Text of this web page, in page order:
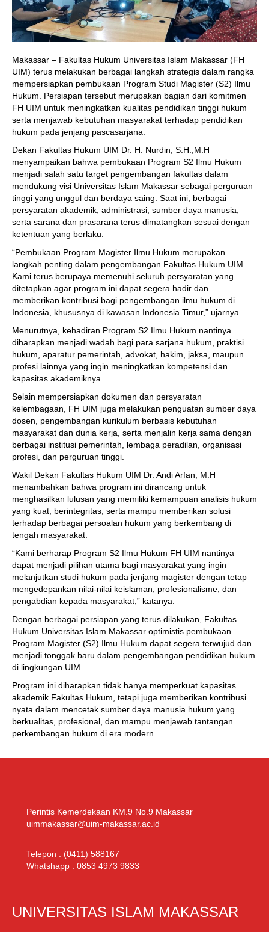
Magister
(S2)
Ilmu
Hukum
Makassar – Fakultas Hukum Universitas Islam Makassar (FH
UIM) terus melakukan berbagai langkah strategis dalam rangka
mempersiapkan pembukaan Program Studi Magister (S2) Ilmu
Hukum. Persiapan tersebut merupakan bagian dari komitmen
FH UIM untuk meningkatkan kualitas pendidikan tinggi hukum
serta menjawab kebutuhan masyarakat terhadap pendidikan
hukum pada jenjang pascasarjana.
Dekan Fakultas Hukum UIM Dr. H. Nurdin, S.H.,M.H
menyampaikan bahwa pembukaan Program S2 Ilmu Hukum
menjadi salah satu target pengembangan fakultas dalam
mendukung visi Universitas Islam Makassar sebagai perguruan
tinggi yang unggul dan berdaya saing. Saat ini, berbagai
persyaratan akademik, administrasi, sumber daya manusia,
serta sarana dan prasarana terus dimatangkan sesuai dengan
ketentuan yang berlaku.
“Pembukaan Program Magister Ilmu Hukum merupakan
langkah penting dalam pengembangan Fakultas Hukum UIM.
Kami terus berupaya memenuhi seluruh persyaratan yang
ditetapkan agar program ini dapat segera hadir dan
memberikan kontribusi bagi pengembangan ilmu hukum di
Indonesia, khususnya di kawasan Indonesia Timur,” ujarnya.
Menurutnya, kehadiran Program S2 Ilmu Hukum nantinya
diharapkan menjadi wadah bagi para sarjana hukum, praktisi
hukum, aparatur pemerintah, advokat, hakim, jaksa, maupun
profesi lainnya yang ingin meningkatkan kompetensi dan
kapasitas akademiknya.
Selain mempersiapkan dokumen dan persyaratan
kelembagaan, FH UIM juga melakukan penguatan sumber daya
dosen, pengembangan kurikulum berbasis kebutuhan
masyarakat dan dunia kerja, serta menjalin kerja sama dengan
berbagai institusi pemerintah, lembaga peradilan, organisasi
profesi, dan perguruan tinggi.
Wakil Dekan Fakultas Hukum UIM Dr. Andi Arfan, M.H
menambahkan bahwa program ini dirancang untuk
menghasilkan lulusan yang memiliki kemampuan analisis hukum
yang kuat, berintegritas, serta mampu memberikan solusi
terhadap berbagai persoalan hukum yang berkembang di
tengah masyarakat.
“Kami berharap Program S2 Ilmu Hukum FH UIM nantinya
dapat menjadi pilihan utama bagi masyarakat yang ingin
melanjutkan studi hukum pada jenjang magister dengan tetap
mengedepankan nilai-nilai keislaman, profesionalisme, dan
pengabdian kepada masyarakat,” katanya.
Dengan berbagai persiapan yang terus dilakukan, Fakultas
Hukum Universitas Islam Makassar optimistis pembukaan
Program Magister (S2) Ilmu Hukum dapat segera terwujud dan
menjadi tonggak baru dalam pengembangan pendidikan hukum
di lingkungan UIM.
Program ini diharapkan tidak hanya memperkuat kapasitas
akademik Fakultas Hukum, tetapi juga memberikan kontribusi
nyata dalam mencetak sumber daya manusia hukum yang
berkualitas, profesional, dan mampu menjawab tantangan
perkembangan hukum di era modern.
Perintis Kemerdekaan KM.9 No.9 Makassar
uimmakassar@uim-makassar.ac.id
Telepon : (0411) 588167
Whatshapp : 0853 4973 9833
UNIVERSITAS ISLAM MAKASSAR